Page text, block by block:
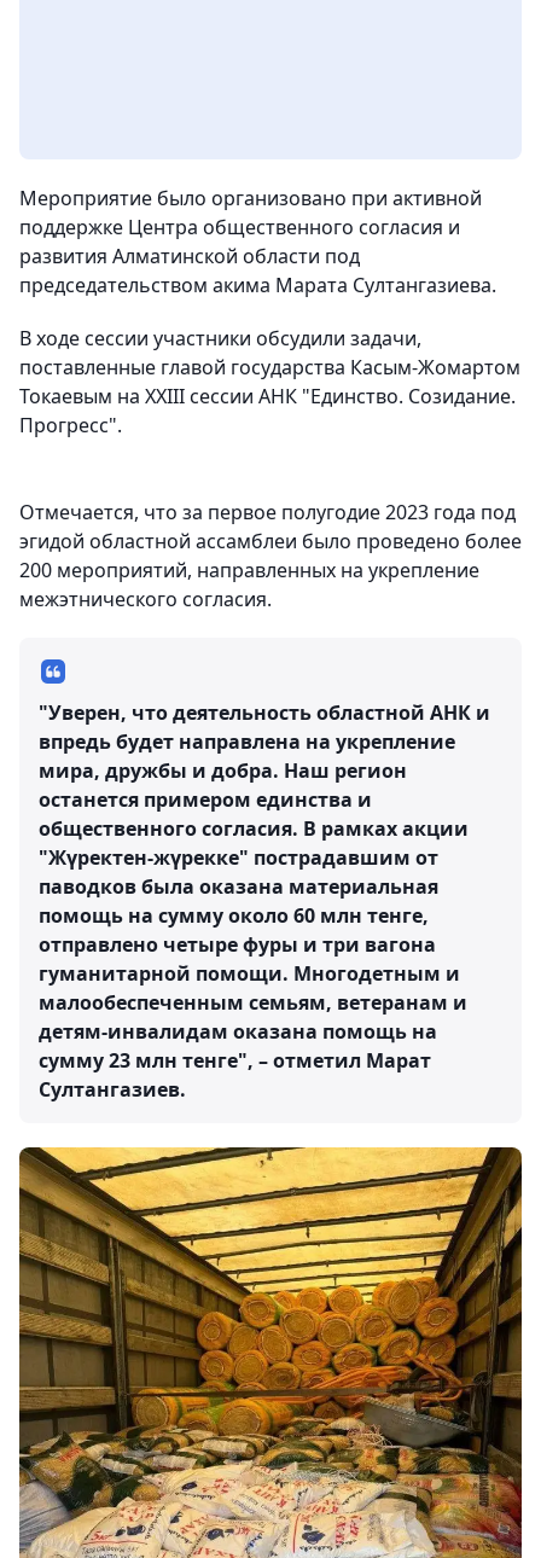
Мероприятие было организовано при активной
поддержке Центра общественного согласия и
развития Алматинской области под
председательством акима Марата Султангазиева.
В ходе сессии участники обсудили задачи,
поставленные главой государства Касым-Жомартом
Токаевым на XXIII сессии АНК "Единство. Созидание.
Прогресс".
Отмечается, что за первое полугодие 2023 года под
эгидой областной ассамблеи было проведено более
200 мероприятий, направленных на укрепление
межэтнического согласия.
"Уверен, что деятельность областной АНК и
впредь будет направлена на укрепление
мира, дружбы и добра. Наш регион
останется примером единства и
общественного согласия. В рамках акции
"Жүректен-жүрекке" пострадавшим от
паводков была оказана материальная
помощь на сумму около 60 млн тенге,
отправлено четыре фуры и три вагона
гуманитарной помощи. Многодетным и
малообеспеченным семьям, ветеранам и
детям-инвалидам оказана помощь на
сумму 23 млн тенге", – отметил Марат
Султангазиев.